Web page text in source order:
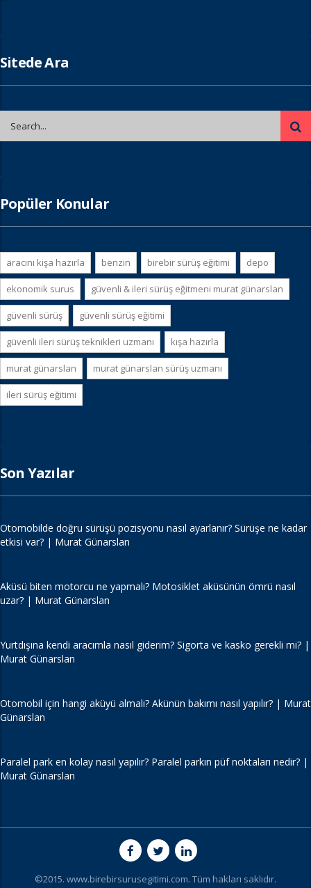
Sitede Ara
Popüler Konular
aracını kişa hazırla benzin birebir sürüş eğitimi depo
ekonomik surus güvenli & i̇leri sürüş eğitmeni murat günarslan
güvenli sürüş güvenli sürüş eğitimi
güvenli i̇leri sürüş teknikleri uzmanı kışa hazırla
murat günarslan murat günarslan sürüş uzmanı
i̇leri sürüş eğitimi
Son Yazılar
Otomobilde doğru sürüşü pozisyonu nasıl ayarlanır? Sürüşe ne kadar
etkisi var? | Murat Günarslan
Aküsü biten motorcu ne yapmalı? Motosiklet aküsünün ömrü nasıl
uzar? | Murat Günarslan
Yurtdışına kendi aracımla nasıl giderim? Sigorta ve kasko gerekli mi? |
Murat Günarslan
Otomobil için hangi aküyü almalı? Akünün bakımı nasıl yapılır? | Murat
Günarslan
Paralel park en kolay nasıl yapılır? Paralel parkın püf noktaları nedir? |
Murat Günarslan
©2015. www.birebirsurusegitimi.com. Tüm hakları saklıdır.